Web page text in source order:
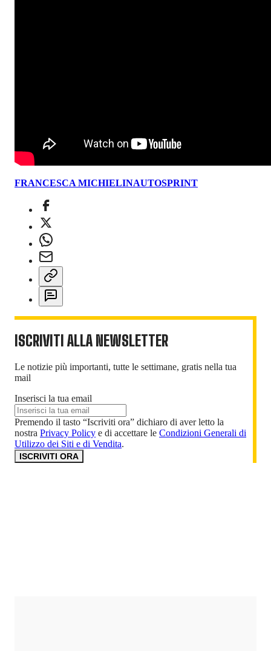
FRANCESCA MICHIELINAUTOSPRINT
ISCRIVITI ALLA NEWSLETTER
Le notizie più importanti, tutte le settimane, gratis nella tua
mail
Inserisci la tua email
Premendo il tasto “Iscriviti ora” dichiaro di aver letto la
nostra Privacy Policy e di accettare le Condizioni Generali di
Utilizzo dei Siti e di Vendita.
ISCRIVITI ORA